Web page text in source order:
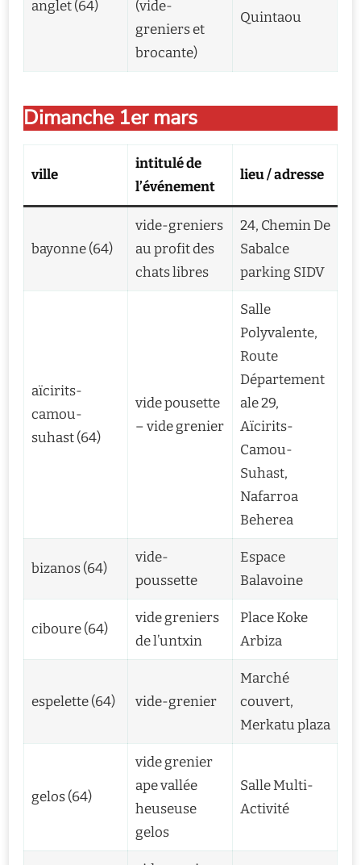
anglet (64)
(vide-
greniers et
brocante)
Quintaou
Dimanche 1er mars
ville
intitulé de
l’événement
lieu / adresse
bayonne (64)
vide-greniers
au profit des
chats libres
24, Chemin De
Sabalce
parking SIDV
aïcirits-
camou-
suhast (64)
vide pousette
– vide grenier
Salle
Polyvalente,
Route
Département
ale 29,
Aïcirits-
Camou-
Suhast,
Nafarroa
Beherea
bizanos (64)
vide-
poussette
Espace
Balavoine
ciboure (64)
vide greniers
de l’untxin
Place Koke
Arbiza
espelette (64) vide-grenier
Marché
couvert,
Merkatu plaza
gelos (64)
vide grenier
ape vallée
heuseuse
gelos
Salle Multi-
Activité